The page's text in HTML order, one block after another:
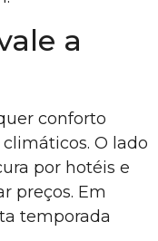
a
conforto
O lado
por hotéis e
preços. Em
temporada